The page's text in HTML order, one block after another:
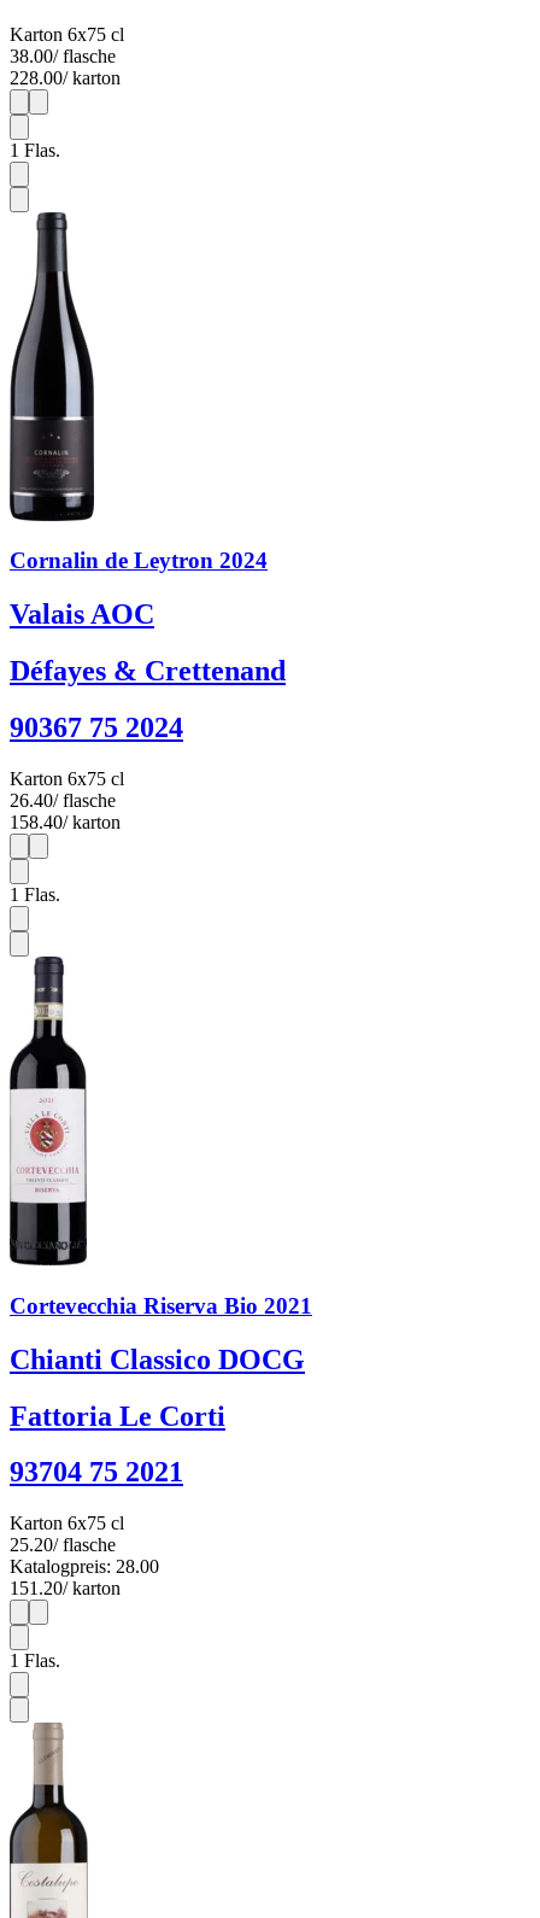
Karton 6x75 cl
38.00/ flasche
228.00/ karton
1
1 Flas.
Cornalin de Leytron 2024
Valais AOC
Défayes & Crettenand
90367 75 2024
Karton 6x75 cl
26.40/ flasche
158.40/ karton
1
1 Flas.
Cortevecchia Riserva Bio 2021
Chianti Classico DOCG
Fattoria Le Corti
93704 75 2021
Karton 6x75 cl
25.20/ flasche
Katalogpreis: 28.00
151.20/ karton
1
1 Flas.